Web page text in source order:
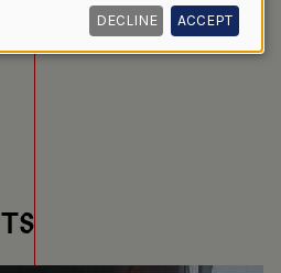
privacy settings
DECLINE ACCEPT